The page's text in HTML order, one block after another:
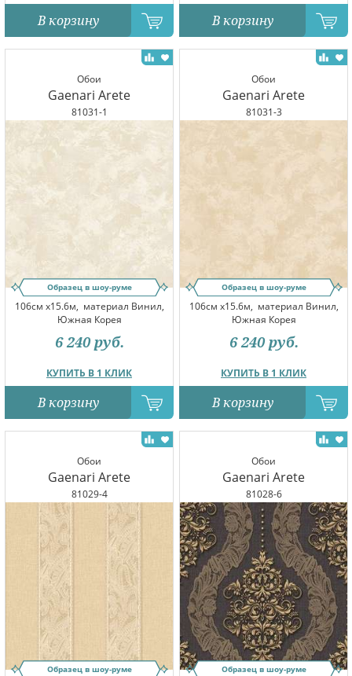
В корзину В корзину
Обои
Gaenari Arete
81031-1
Образец в шоу-руме
106см x15.6м, материал Винил,
Южная Корея
КУПИТЬ В 1 КЛИК
6 240 руб.
В корзину
Обои
Gaenari Arete
81031-3
Образец в шоу-руме
106см x15.6м, материал Винил,
Южная Корея
КУПИТЬ В 1 КЛИК
6 240 руб.
В корзину
Обои
Gaenari Arete
81029-4
Образец в шоу-руме
Обои
Gaenari Arete
81028-6
Образец в шоу-руме